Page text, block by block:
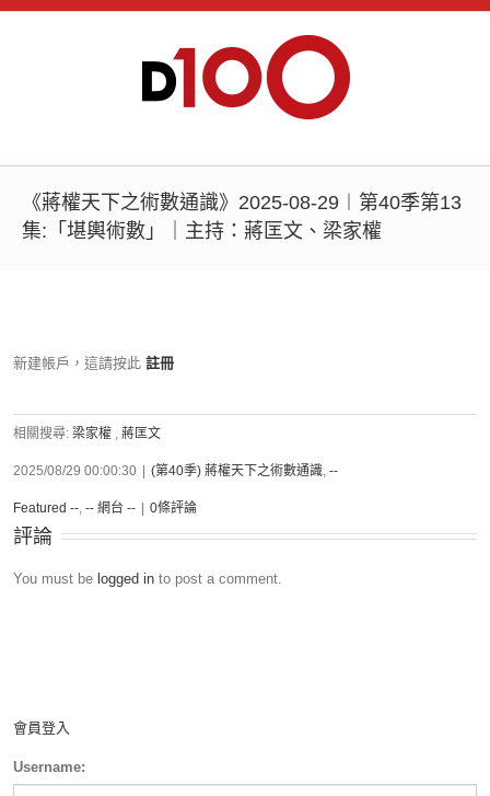
《蔣權天下之術數通識》2025-08-29︱第40季第13
集:「堪輿術數」｜主持：蔣匡文、梁家權
新建帳戶，這請按此 註冊
相關搜尋: 梁家權 , 蔣匡文
2025/08/29 00:00:30 (第40季) 蔣權天下之術數通識, --
Featured --, -- 網台 -- 0條評論
評論
You must be logged in to post a comment.
會員登入
Username: